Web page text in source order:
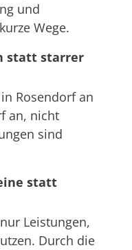
und
Wege.
statt starrer
Rosendorf an
an, nicht
sind
statt
Leistungen,
Durch die